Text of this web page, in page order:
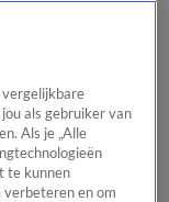
van Hart
Tip de
vergelijkbare
als gebruiker van
Als je „Alle
te kunnen
verbeteren en om